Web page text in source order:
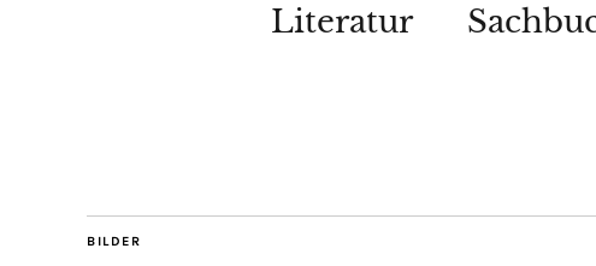
Literatur
BILDER